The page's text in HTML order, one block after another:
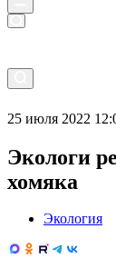
25 июля 2022
Экологи
хомяка
Экология